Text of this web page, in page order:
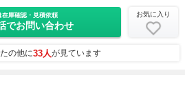
在庫確認・見積依頼
でお問い合わせ
お気に入り
の他に33人が見ています